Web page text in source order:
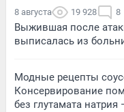
8 августа 19 928 8
Выжившая после
выписалась из
Модные рецепты
Консервирование
без глутамата натрия